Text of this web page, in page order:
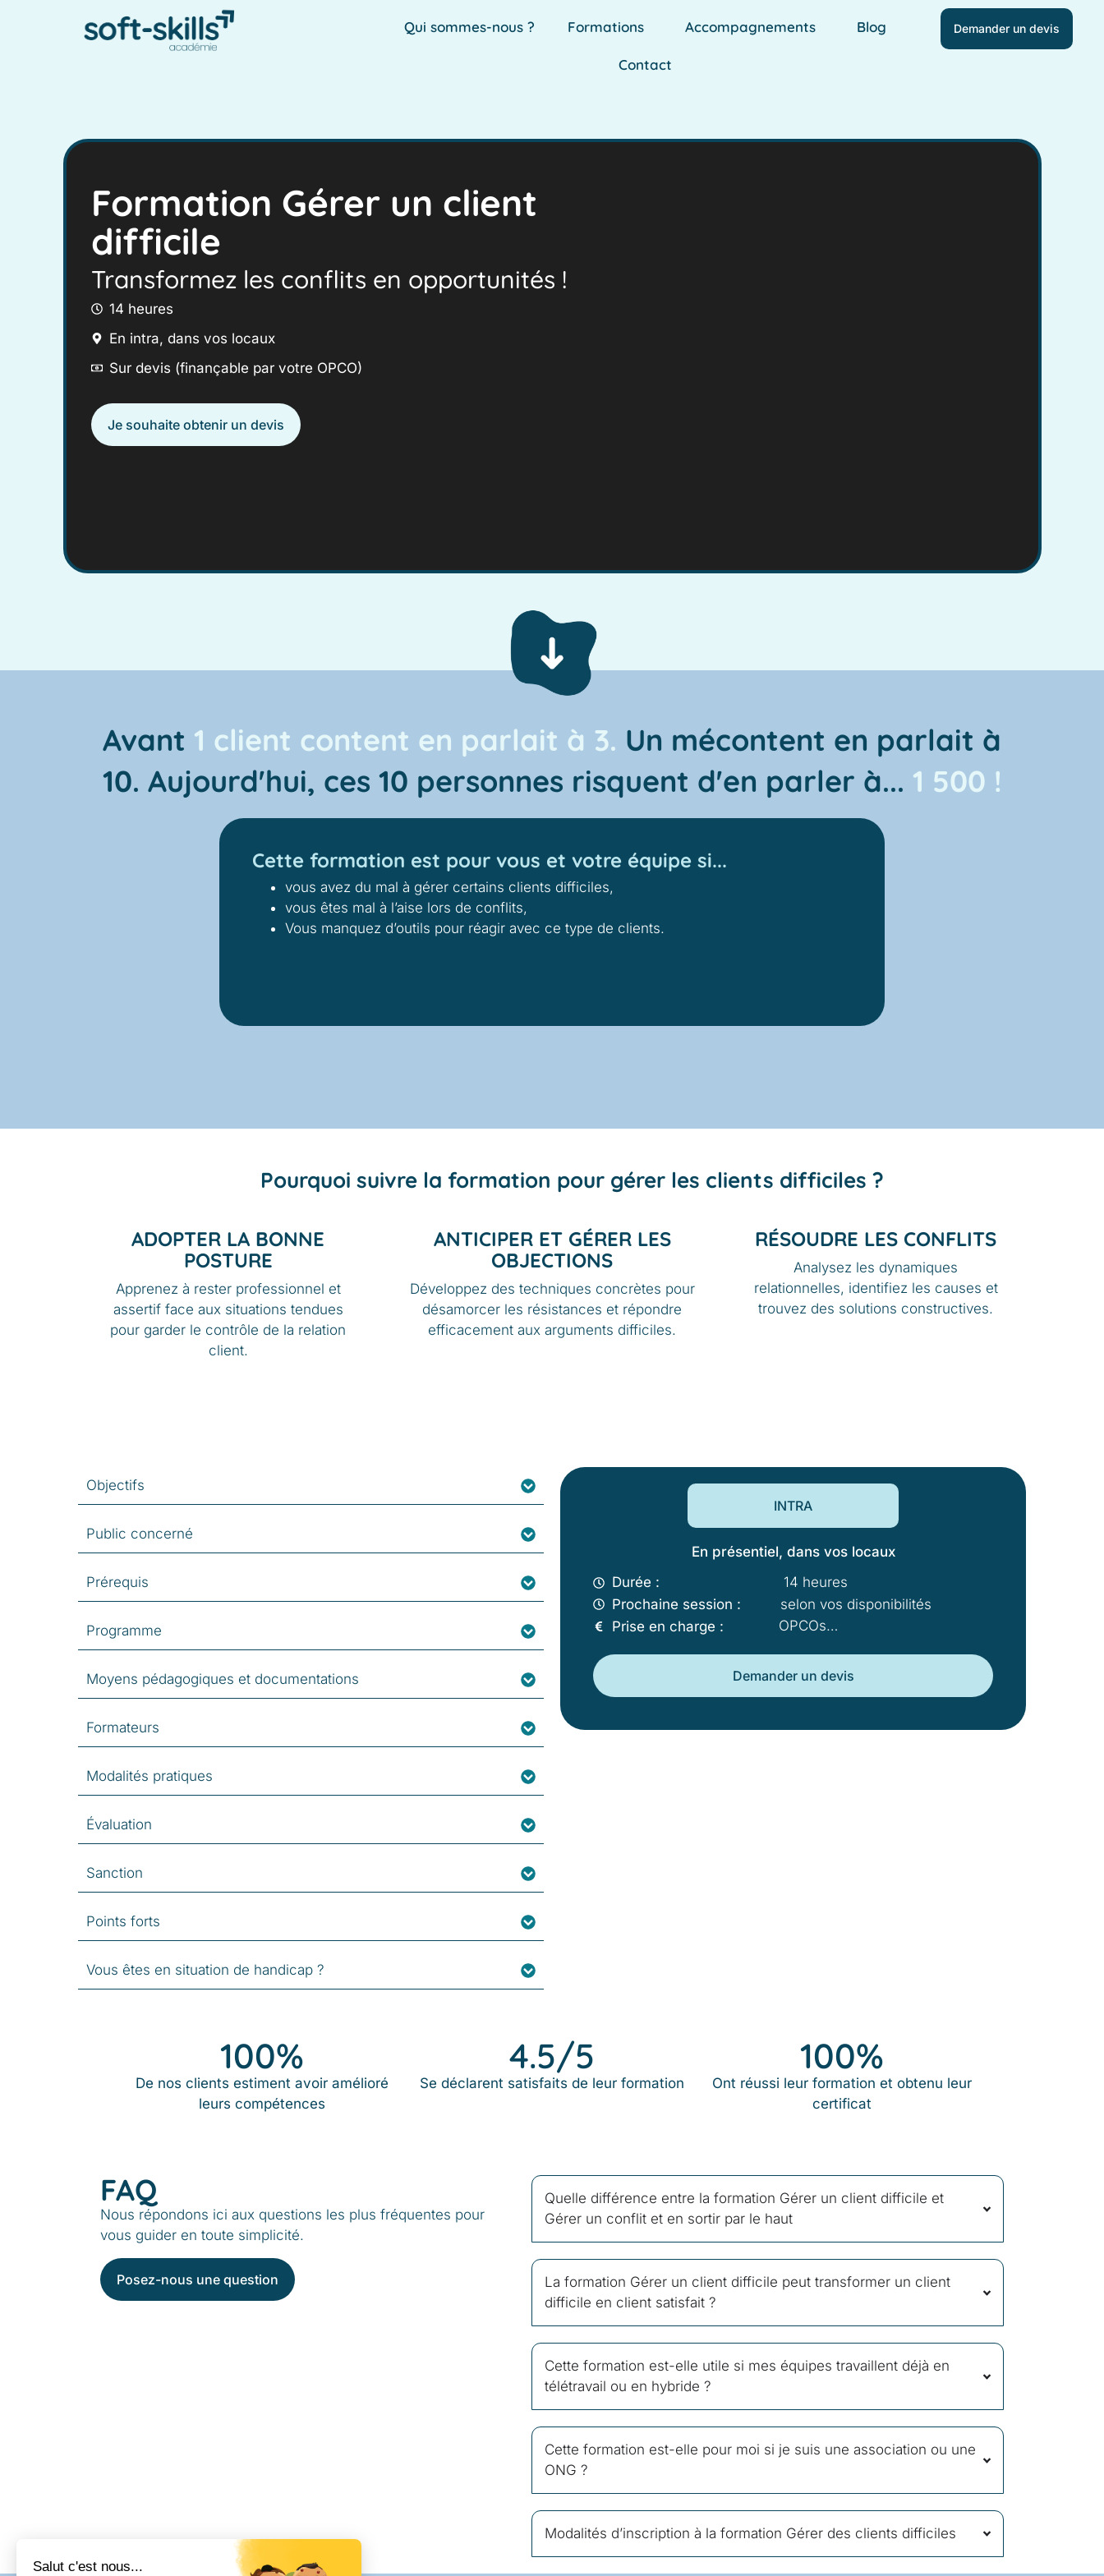
Qui sommes-nous ? Formations Accompagnements Blog
Contact
Demander un devis
Formation Gérer un client
difficile
Transformez les conflits en opportunités !
14 heures
En intra, dans vos locaux
Sur devis (finançable par votre OPCO)
Je souhaite obtenir un devis
Avant 1 client content en parlait à 3. Un mécontent en parlait à
10. Aujourd'hui, ces 10 personnes risquent d'en parler à... 1 500 !
Cette formation est pour vous et votre équipe si...
vous avez du mal à gérer certains clients difficiles,
vous êtes mal à l’aise lors de conflits,
Vous manquez d’outils pour réagir avec ce type de clients.
Pourquoi suivre la formation pour gérer les clients difficiles ?
ADOPTER LA BONNE
POSTURE
Apprenez à rester professionnel et
assertif face aux situations tendues
pour garder le contrôle de la relation
client.
ANTICIPER ET GÉRER LES
OBJECTIONS
Développez des techniques concrètes pour
désamorcer les résistances et répondre
efficacement aux arguments difficiles.
RÉSOUDRE LES CONFLITS
Analysez les dynamiques
relationnelles, identifiez les causes et
trouvez des solutions constructives.
Objectifs
Public concerné
Prérequis
Programme
Moyens pédagogiques et documentations
Formateurs
Modalités pratiques
Évaluation
Sanction
Points forts
Vous êtes en situation de handicap ?
INTRA
En présentiel, dans vos locaux
Durée :
14 heures
Prochaine session :
selon vos disponibilités
Prise en charge :
OPCOs…
Demander un devis
100%
De nos clients estiment avoir amélioré
leurs compétences
4.5/5
Se déclarent satisfaits de leur formation
100%
Ont réussi leur formation et obtenu leur
certificat
FAQ
Nous répondons ici aux questions les plus fréquentes pour
vous guider en toute simplicité.
Posez-nous une question
Quelle différence entre la formation Gérer un client difficile et
Gérer un conflit et en sortir par le haut
La formation Gérer un client difficile peut transformer un client
difficile en client satisfait ?
Cette formation est-elle utile si mes équipes travaillent déjà en
télétravail ou en hybride ?
Cette formation est-elle pour moi si je suis une association ou une
ONG ?
Modalités d’inscription à la formation Gérer des clients difficiles